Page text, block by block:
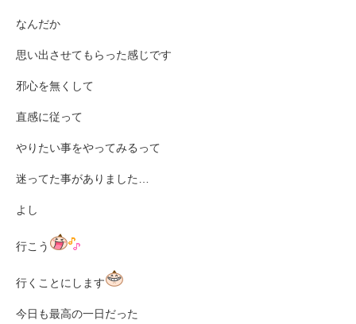
なんだか
思い出させてもらった感じです
邪心を無くして
直感に従って
やりたい事をやってみるって
迷ってた事がありました…
よし
行こう
行くことにします
今日も最高の一日だった